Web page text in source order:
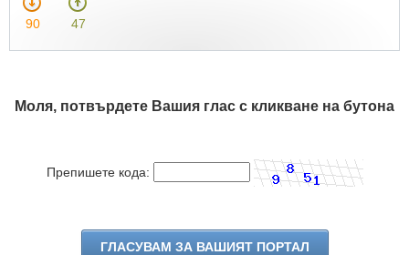
90 47
Моля, потвърдете Вашия глас с кликване на бутона
Препишете кода: